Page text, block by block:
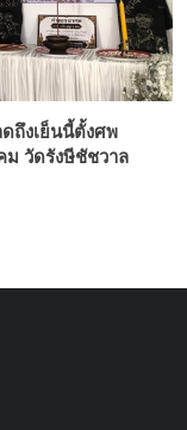
ถึงเย็นนี้ตั้งศพ
วัดรังษีชัชวาล